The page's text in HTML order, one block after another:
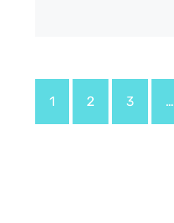
1 2 3 …